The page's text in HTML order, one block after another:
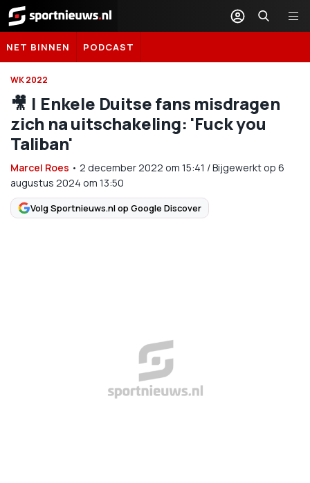
Sportnieuws.nl
NET BINNEN PODCAST
WK 2022
🎥 | Enkele Duitse fans misdragen
zich na uitschakeling: 'Fuck you
Taliban'
Marcel Roes • 2 december 2022 om 15:41 /Bijgewerkt op 6
augustus 2024 om 13:50
Volg Sportnieuws.nl op Google Discover